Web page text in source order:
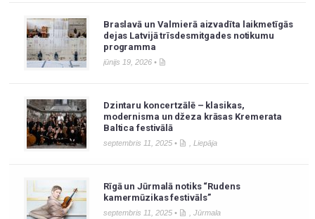
Braslavā un Valmierā aizvadīta laikmetīgās
dejas Latvijā trīsdesmitgades notikumu
programma
jūnijs 19, 2026 •
Dzintaru koncertzālē – klasikas,
modernisma un džeza krāsas Kremerata
Baltica festivālā
septembris 11, 2025 • Liepāja
Rīgā un Jūrmalā notiks “Rudens
kamermūzikas festivāls”
septembris 11, 2025 • Jūrmala